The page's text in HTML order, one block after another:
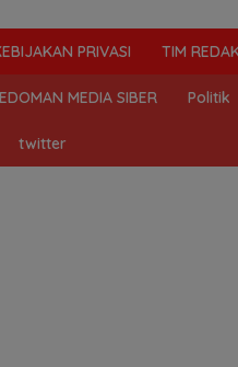
PRIVASI TIM
MEDIA SIBER Politik
twitter